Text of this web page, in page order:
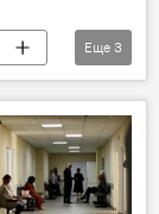
Еще 3